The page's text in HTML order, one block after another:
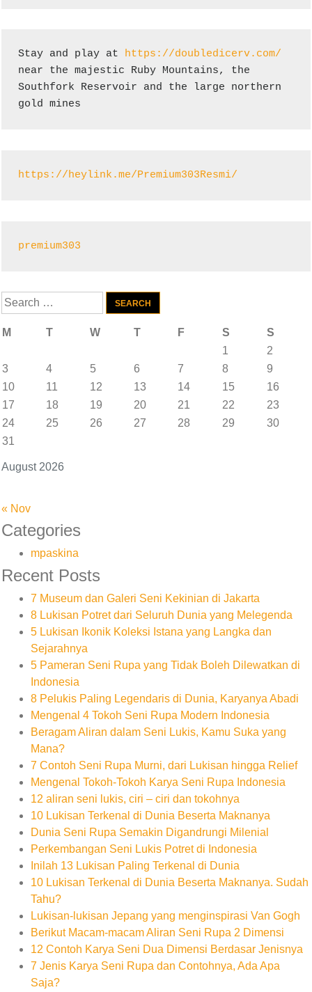
Stay and play at https://doubledicerv.com/
near the majestic Ruby Mountains, the
Southfork Reservoir and the large northern
gold mines
https://heylink.me/Premium303Resmi/
premium303
Search
for:
August 2026
M T W T F S
S
1
2
3
4 5 6 7 8
9
10
11 12 13 14 15
16
17
18 19 20 21 22
23
24
25 26 27 28 29
30
31
« Nov
Categories
mpaskina
Recent Posts
7 Museum dan Galeri Seni Kekinian di Jakarta
8 Lukisan Potret dari Seluruh Dunia yang Melegenda
5 Lukisan Ikonik Koleksi Istana yang Langka dan
Sejarahnya
5 Pameran Seni Rupa yang Tidak Boleh Dilewatkan di
Indonesia
8 Pelukis Paling Legendaris di Dunia, Karyanya Abadi
Mengenal 4 Tokoh Seni Rupa Modern Indonesia
Beragam Aliran dalam Seni Lukis, Kamu Suka yang
Mana?
7 Contoh Seni Rupa Murni, dari Lukisan hingga Relief
Mengenal Tokoh-Tokoh Karya Seni Rupa Indonesia
12 aliran seni lukis, ciri – ciri dan tokohnya
10 Lukisan Terkenal di Dunia Beserta Maknanya
Dunia Seni Rupa Semakin Digandrungi Milenial
Perkembangan Seni Lukis Potret di Indonesia
Inilah 13 Lukisan Paling Terkenal di Dunia
10 Lukisan Terkenal di Dunia Beserta Maknanya. Sudah
Tahu?
Lukisan-lukisan Jepang yang menginspirasi Van Gogh
Berikut Macam-macam Aliran Seni Rupa 2 Dimensi
12 Contoh Karya Seni Dua Dimensi Berdasar Jenisnya
7 Jenis Karya Seni Rupa dan Contohnya, Ada Apa
Saja?